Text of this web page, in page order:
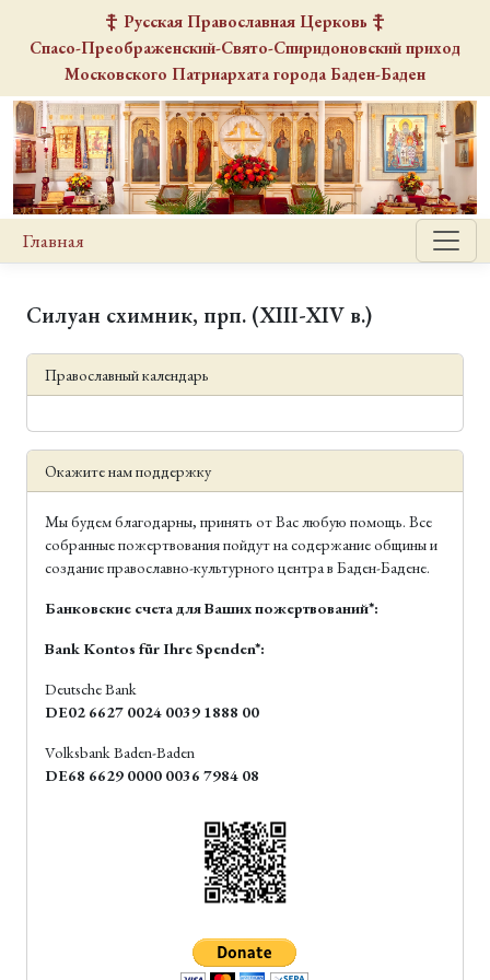
Русская Православная Церковь
Спасо-Преображенский-Свято-Спиридоновский приход
Московского Патриархата города Баден-Баден
Главная
Силуан схимник, прп. (XIII-XIV в.)
Православный календарь
Окажите нам поддержку
Мы будем благодарны, принять от Вас любую помощь. Все
собранные пожертвования пойдут на содержание общины и
создание православно-культурного центра в Баден-Бадене.
Банковские счета для Ваших пожертвований*:
Bank Kontos für Ihre Spenden*:
Deutsche Bank
DE02 6627 0024 0039 1888 00
Volksbank Baden-Baden
DE68 6629 0000 0036 7984 08